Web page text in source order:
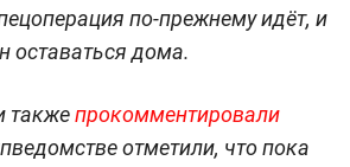
по-прежнему идёт, и
оставаться дома.
такжепрокомментировали
отметили, что пока